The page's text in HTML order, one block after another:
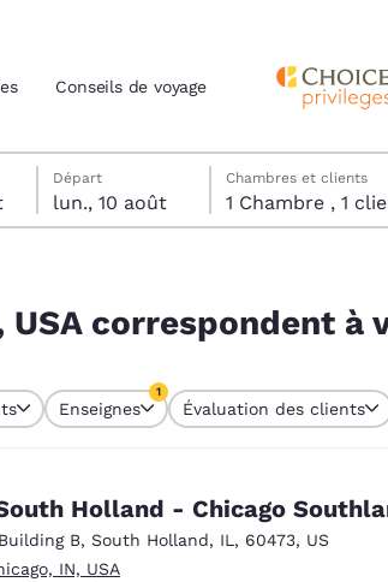
Español Español
México
Español
Mexico
Conseils de voyage
Départ
lun., 10 août
de départ sélectionnée
d’arrivée sélectionnée
Chambres et clients
1 Chambre ,
USA correspondent à
Enseignes
1
Évaluation des clients
Holland - Chicago
Building B, South Holland, IL , 60473, US
IN, USA